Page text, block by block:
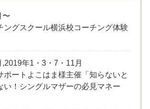
〜
ングスクール横浜校コーチング体験
年1・3・7・11月
ポートよこはま様主催「知らないと
い！シングルマザーの必見マネー